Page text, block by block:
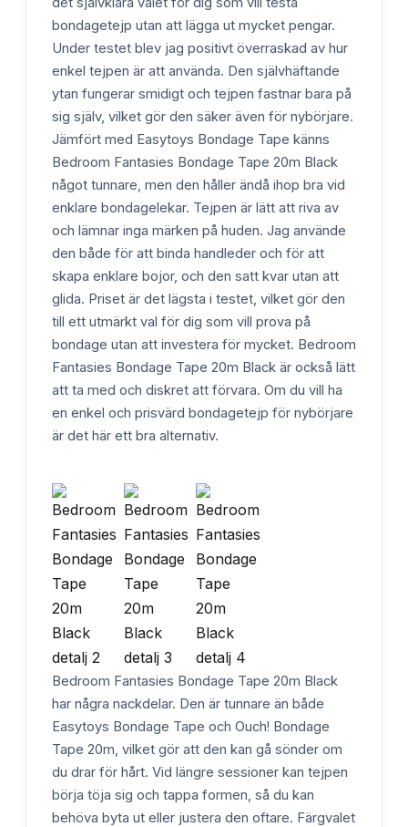
bondagetejp utan att lägga ut mycket pengar.
Under testet blev jag positivt överraskad av hur
enkel tejpen är att använda. Den självhäftande
ytan fungerar smidigt och tejpen fastnar bara på
sig själv, vilket gör den säker även för nybörjare.
Jämfört med Easytoys Bondage Tape känns
Bedroom Fantasies Bondage Tape 20m Black
något tunnare, men den håller ändå ihop bra vid
enklare bondagelekar. Tejpen är lätt att riva av
och lämnar inga märken på huden. Jag använde
den både för att binda handleder och för att
skapa enklare bojor, och den satt kvar utan att
glida. Priset är det lägsta i testet, vilket gör den
till ett utmärkt val för dig som vill prova på
bondage utan att investera för mycket. Bedroom
Fantasies Bondage Tape 20m Black är också lätt
att ta med och diskret att förvara. Om du vill ha
en enkel och prisvärd bondagetejp för nybörjare
är det här ett bra alternativ.
Bedroom Fantasies Bondage Tape 20m Black
har några nackdelar. Den är tunnare än både
Easytoys Bondage Tape och Ouch! Bondage
Tape 20m, vilket gör att den kan gå sönder om
du drar för hårt. Vid längre sessioner kan tejpen
börja töja sig och tappa formen, så du kan
behöva byta ut eller justera den oftare. Färgvalet